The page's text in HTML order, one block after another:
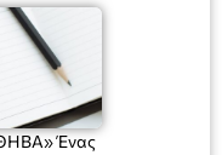
Ένας